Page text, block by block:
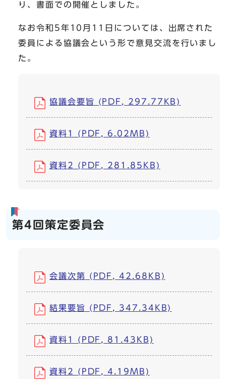
り、書面での開催としました。
なお令和5年10月11日については、出席された
委員による協議会という形で意見交流を行いまし
た。
協議会要旨 (PDF, 297.77KB)
資料1 (PDF, 6.02MB)
資料2 (PDF, 281.85KB)
第4回策定委員会
会議次第 (PDF, 42.68KB)
結果要旨 (PDF, 347.34KB)
資料1 (PDF, 81.43KB)
資料2 (PDF, 4.19MB)